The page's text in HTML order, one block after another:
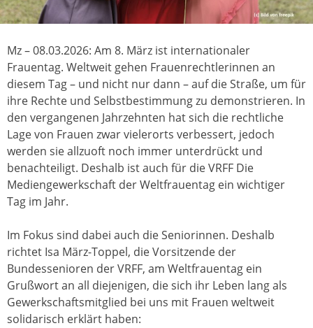
Mz – 08.03.2026: Am 8. März ist internationaler
Frauentag. Weltweit gehen Frauenrechtlerinnen an
diesem Tag – und nicht nur dann – auf die Straße, um für
ihre Rechte und Selbstbestimmung zu demonstrieren. In
den vergangenen Jahrzehnten hat sich die rechtliche
Lage von Frauen zwar vielerorts verbessert, jedoch
werden sie allzuoft noch immer unterdrückt und
benachteiligt. Deshalb ist auch für die VRFF Die
Mediengewerkschaft der Weltfrauentag ein wichtiger
Tag im Jahr.
Im Fokus sind dabei auch die Seniorinnen. Deshalb
richtet Isa März-Toppel, die Vorsitzende der
Bundessenioren der VRFF, am Weltfrauentag ein
Grußwort an all diejenigen, die sich ihr Leben lang als
Gewerkschaftsmitglied bei uns mit Frauen weltweit
solidarisch erklärt haben: